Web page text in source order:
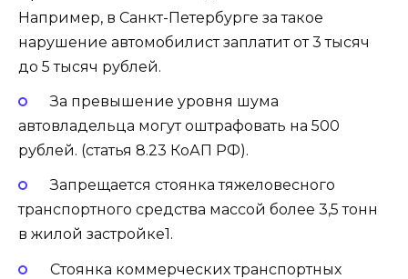
Например, в Санкт-Петербурге за такое
нарушение автомобилист заплатит от 3 тысяч
до 5 тысяч рублей.
За превышение уровня шума
автовладельца могут оштрафовать на 500
рублей. (статья 8.23 ​​КоАП РФ).
Запрещается стоянка тяжеловесного
транспортного средства массой более 3,5 тонн
в жилой застройке1.
Стоянка коммерческих транспортных